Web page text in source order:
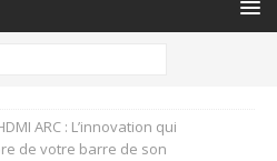
ARC : L’innovation qui
de votre barre de son